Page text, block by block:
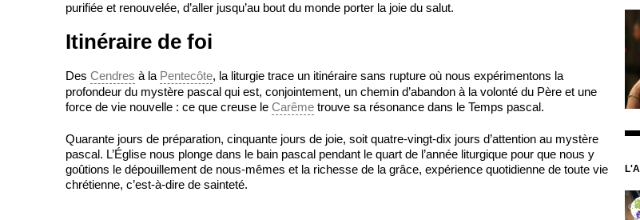
purifiée et renouvelée, d’aller jusqu’au bout du monde porter la joie du salut.
Itinéraire de foi
Des Cendres à la Pentecôte, la liturgie trace un itinéraire sans rupture où nous expérimentons la
profondeur du mystère pascal qui est, conjointement, un chemin d’abandon à la volonté du Père et une
force de vie nouvelle : ce que creuse le Carême trouve sa résonance dans le Temps pascal.
Quarante jours de préparation, cinquante jours de joie, soit quatre-vingt-dix jours d’attention au mystère
pascal. L’Église nous plonge dans le bain pascal pendant le quart de l’année liturgique pour que nous y
goûtions le dépouillement de nous-mêmes et la richesse de la grâce, expérience quotidienne de toute vie
chrétienne, c’est-à-dire de sainteté.